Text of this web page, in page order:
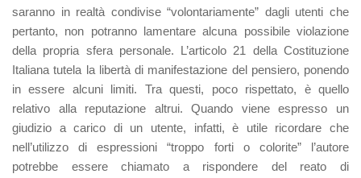
saranno in realtà condivise “volontariamente” dagli utenti che
pertanto, non potranno lamentare alcuna possibile violazione
della propria sfera personale. L’articolo 21 della Costituzione
Italiana tutela la libertà di manifestazione del pensiero, ponendo
in essere alcuni limiti. Tra questi, poco rispettato, è quello
relativo alla reputazione altrui. Quando viene espresso un
giudizio a carico di un utente, infatti, è utile ricordare che
nell’utilizzo di espressioni “troppo forti o colorite” l’autore
potrebbe essere chiamato a rispondere del reato di